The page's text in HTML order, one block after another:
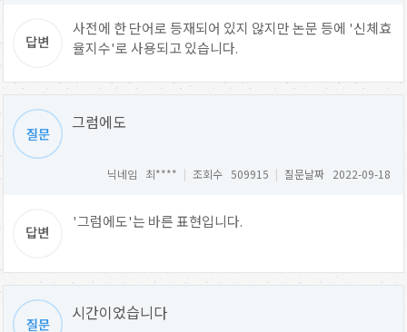
사전에 한 단어로 등재되어 있지 않지만 논문 등에 '신체효
율지수'로 사용되고 있습니다.
그럼에도
닉네임 최**** | 조회수 509915 | 질문날짜 2022-09-18
'그럼에도'는 바른 표현입니다.
시간이었습니다